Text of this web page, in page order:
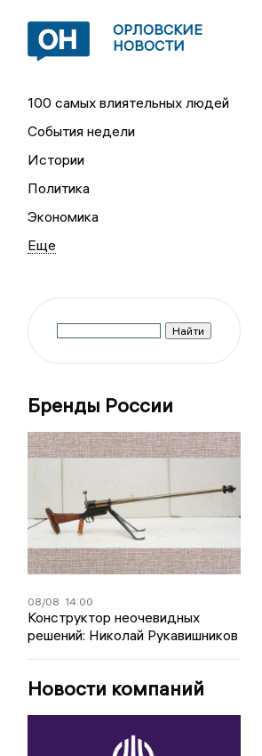
ОРЛОВСКИЕ
НОВОСТИ
100 самых влиятельных людей
События недели
Истории
Политика
Экономика
Бренды России
08/08 14:00
Конструктор неочевидных
решений: Николай Рукавишников
Новости компаний